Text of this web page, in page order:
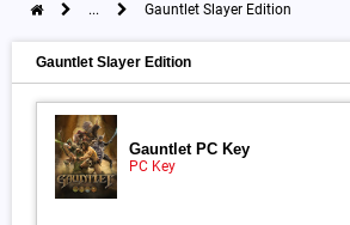
... Gauntlet Slayer Edition
Gauntlet Slayer Edition
Gauntlet PC Key
PC Key